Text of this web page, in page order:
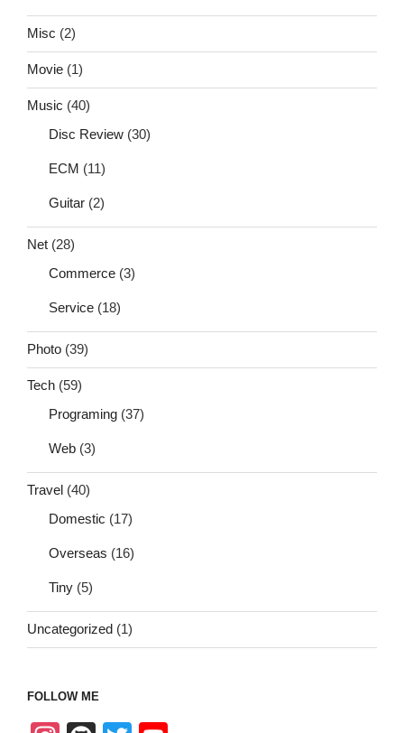
Misc (2)
Movie (1)
Music (40)
Disc Review (30)
ECM (11)
Guitar (2)
Net (28)
Commerce (3)
Service (18)
Photo (39)
Tech (59)
Programing (37)
Web (3)
Travel (40)
Domestic (17)
Overseas (16)
Tiny (5)
Uncategorized (1)
FOLLOW ME